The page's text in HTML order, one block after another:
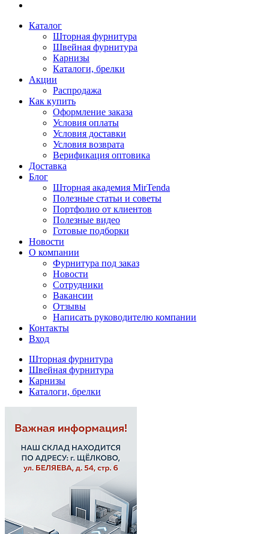
Каталог
Шторная фурнитура
Швейная фурнитура
Карнизы
Каталоги, брелки
Акции
Распродажа
Как купить
Оформление заказа
Условия оплаты
Условия доставки
Условия возврата
Верификация оптовика
Доставка
Блог
Шторная академия MirTenda
Полезные статьи и советы
Портфолио от клиентов
Полезные видео
Готовые подборки
Новости
О компании
Фурнитура под заказ
Новости
Сотрудники
Вакансии
Отзывы
Написать руководителю компании
Контакты
Вход
Шторная фурнитура
Швейная фурнитура
Карнизы
Каталоги, брелки